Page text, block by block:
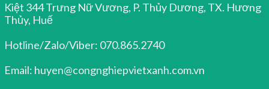
Kiệt 344 Trưng Nữ Vương, P. Thủy Dương, TX. Hương
Thủy, Huế
Hotline/Zalo/Viber: 070.865.2740
Email: huyen@congnghiepvietxanh.com.vn